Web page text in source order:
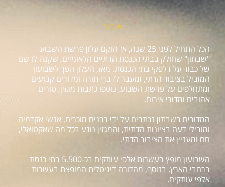
אודות
הכל התחיל לפני 25 שנה, אז הוקם עלון פרשת השבוע
"שבתון" שחולק בבתי הכנסת הדתיים הלאומיים, שקנה לו שם
של כבוד על דלפקי בתי הכנסת. מאז, העלון הפך לשבועון
המוביל בציבור הדתי, ומעבר לדברי תורה ומדורים קבועים
ומתחלפים על פרשת השבוע, נוספו כתבות מגזין, טורים
אהובים ומדורי אירוח.
המדורים בשבתון נכתבים על ידי רבנים מוכרים, אנשי אקדמיה
ומובילי דעה בציונות הדתית, והמגזין נוגע בכל מה שאקטואלי,
חם ומעניין את הציבור הדתי.
השבועון מופץ בעשרות אלפי עותקים בכ-5,500 בתי כנסת
ברחבי הארץ. בנוסף, מהדורה דיגיטלית המופצת בעשרות
אלפי עותקים.